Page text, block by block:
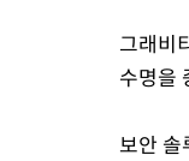
그래비
수명을
보안